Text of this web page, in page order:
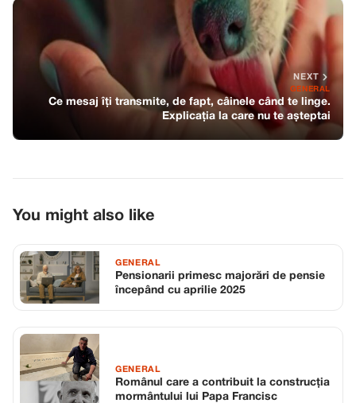
NEXT
GENERAL
Ce mesaj îți transmite, de fapt, câinele când te linge.
Explicația la care nu te așteptai
You might also like
GENERAL
Pensionarii primesc majorări de pensie
începând cu aprilie 2025
GENERAL
Românul care a contribuit la construcția
mormântului lui Papa Francisc